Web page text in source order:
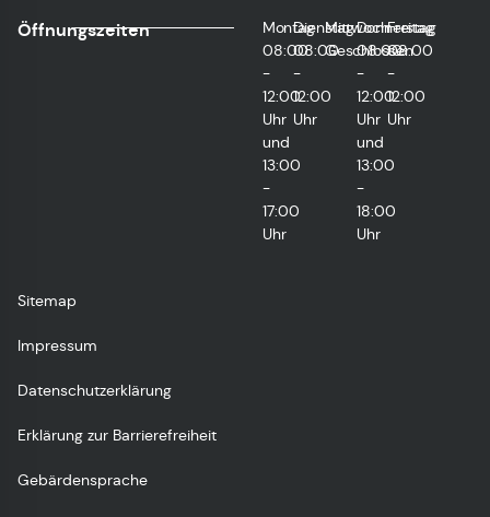
Öffnungszeiten
Montag
08:00
-
12:00
Uhr
und
13:00
-
17:00
Uhr
Dienstag
08:00
-
12:00
Uhr
Mittwoch
Geschlossen
Donnerstag
08:00
-
12:00
Uhr
und
13:00
-
18:00
Uhr
Freitag
08:00
-
12:00
Uhr
Sitemap
Impressum
Datenschutzerklärung
Erklärung zur Barrierefreiheit
Gebärdensprache